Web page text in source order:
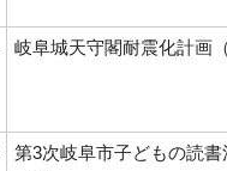
岐阜城天守閣耐震化計画（
第3次岐阜市子どもの読